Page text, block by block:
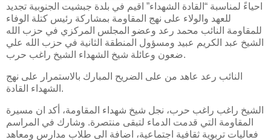
احياءً لمناسبة “القادة الشهداء” اقيم في بلدة جبشيت الجنوبية تجديد
للعهد والولاء على نهج المقاومة بمشاركة رئيس كتلة الوفاء
للمقاومة النائب محمد رعد وعضو المجلس المركزي في حزب الله
الشيخ عبد الكريم عبيد ومسؤول المنطقة الثانية في حزب الله علي
ضعون وعائلة شيخ الشهداء الشيخ راغب حرب.
النائب رعد عاهد من على الضريح المبارك بالاستمرار على نهج
الشهداء القادة.
الشيخ راغب راغب حرب، نجل شيخ شهداء المقاومة، أكد ان مسيرة
المقاومة التي قدمت الدماء لتبقى منتصرة. وشارك في المراسم
فعاليات تربوية ثقافية اجتماعية، اضافة الى طلاب مدارس ومعاهد